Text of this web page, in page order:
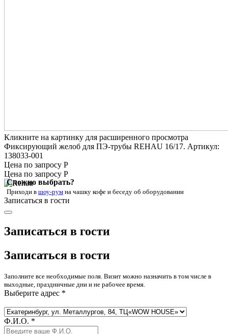
Кликните на картинку для расширенного просмотра
Фиксирующий желоб для ПЭ-трубы REHAU 16/17. Артикул:
138033-001
Цена по запросу Р
Цена по запросу Р
Сложно выбрать?
Приходи в шоу-рум на чашку кофе и беседу об оборудовании
Записаться в гости
Записаться в гости
Записаться в гости
Заполните все необходимые поля. Визит можно назначить в том числе в
выходные, праздничные дни и не рабочее время.
Выберите адрес *
Ф.И.О. *